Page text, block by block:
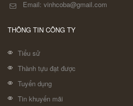
Email: vinhcoba@gmail.com
THÔNG TIN CÔNG TY
Tiểu sử
Thành tựu đạt được
Tuyển dụng
Tin khuyến mãi